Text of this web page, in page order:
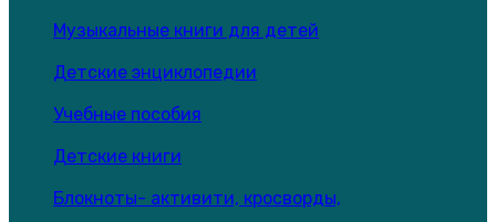
Музыкальные книги для детей
Детские энциклопедии
Учебные пособия
Детские книги
Блокноты- активити, кросворды,